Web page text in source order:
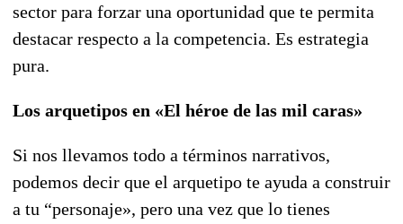
sector para forzar una oportunidad que te permita
destacar respecto a la competencia. Es estrategia
pura.
Los arquetipos en «El héroe de las mil caras»
Si nos llevamos todo a términos narrativos,
podemos decir que el arquetipo te ayuda a construir
a tu “personaje», pero una vez que lo tienes